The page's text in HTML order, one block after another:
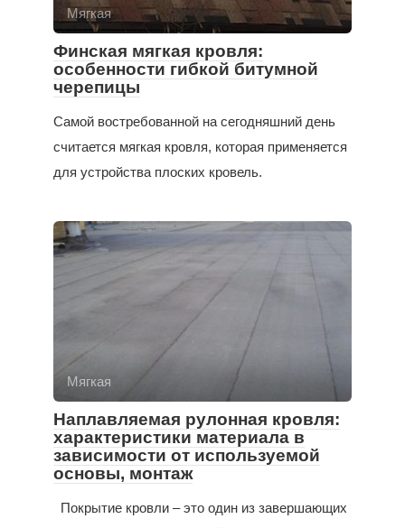
Мягкая
Финская мягкая кровля:
особенности гибкой битумной
черепицы
Самой востребованной на сегодняшний день
считается мягкая кровля, которая применяется
для устройства плоских кровель.
Мягкая
Наплавляемая рулонная кровля:
характеристики материала в
зависимости от используемой
основы, монтаж
Покрытие кровли – это один из завершающих